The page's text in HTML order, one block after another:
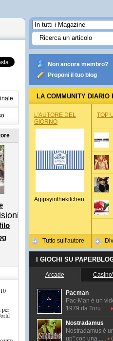
per
Non ancora membro?
Proponi il tuo blog
LA COMMUNITY DIARIO
L'AUTORE DEL
GIORNO
Agipsyinthekitchen
Tutto sull'autore
TOP
I GIOCHI SU
Arcade Casino'
Pacman
Pac-Man é un
1979 da Toru......
Nostradamus
Nostradamus è
up" con una......